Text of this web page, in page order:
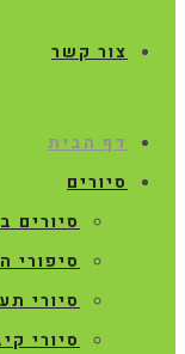
צור קשר
דף הבית
סיורים
סיורים
סיפורי
סיורי
סיורי